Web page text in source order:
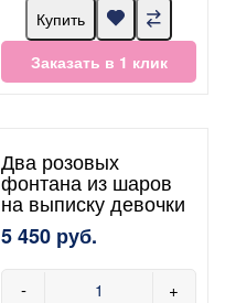
Купить
Заказать в 1 клик
Два розовых
фонтана из шаров
на выписку девочки
5 450 руб.
- +